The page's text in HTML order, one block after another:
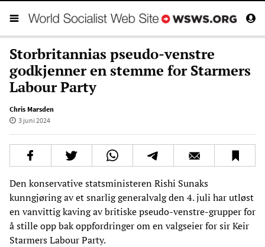
Storbritannias pseudo-venstre
godkjenner en stemme for Starmers
Labour Party
Chris Marsden
3 juni 2024
Den konservative statsministeren Rishi Sunaks
kunngjøring av et snarlig generalvalg den 4. juli har utløst
en vanvittig kaving av britiske pseudo-venstre-grupper for
å stille opp bak oppfordringer om en valgseier for sir Keir
Starmers Labour Party.